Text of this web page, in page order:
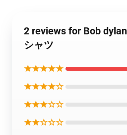
2 reviews for Bob
シャツ
★★★★★
★★★★☆
★★★☆☆
★★☆☆☆